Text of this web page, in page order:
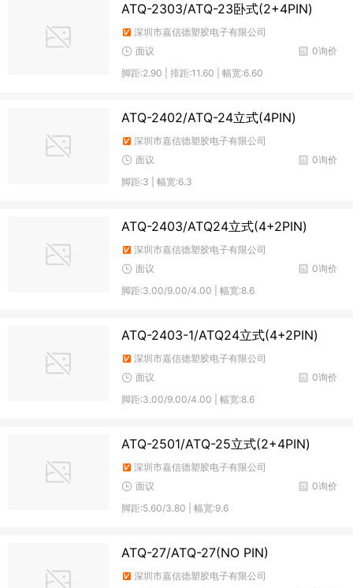
ATQ-2303/ATQ-23卧式(2+4PIN)
深圳市嘉信德塑胶电子有限公司
0询价
面议
脚距:2.90 | 排距:11.60 | 幅宽:6.60
ATQ-2402/ATQ-24立式(4PIN)
深圳市嘉信德塑胶电子有限公司
0询价
面议
脚距:3 | 幅宽:6.3
ATQ-2403/ATQ24立式(4+2PIN)
深圳市嘉信德塑胶电子有限公司
0询价
面议
脚距:3.00/9.00/4.00 | 幅宽:8.6
ATQ-2403-1/ATQ24立式(4+2PIN)
深圳市嘉信德塑胶电子有限公司
0询价
面议
脚距:3.00/9.00/4.00 | 幅宽:8.6
ATQ-2501/ATQ-25立式(2+4PIN)
深圳市嘉信德塑胶电子有限公司
0询价
面议
脚距:5.60/3.80 | 幅宽:9.6
ATQ-27/ATQ-27(NO PIN)
深圳市嘉信德塑胶电子有限公司